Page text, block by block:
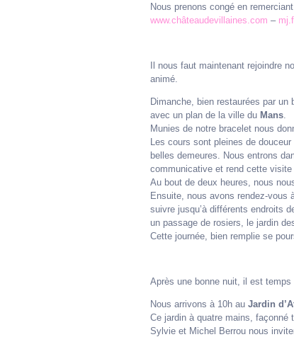
Nous prenons congé en
www.châteaudevillaines.com –
Il nous faut maintenant rejoindre
animé.
Dimanche, bien restaurées par un
avec un plan de la ville du Mans.
Munies de notre bracelet nous
Les cours sont pleines de
belles demeures. Nous entrons
communicative et rend cette
Au bout de deux heures, nous
Ensuite, nous avons rendez-vous
suivre jusqu’à différents endroits
un passage de rosiers, le jardin
Cette journée, bien remplie se
Après une bonne nuit, il est temps
Nous arrivons à 10h au Jardin
Ce jardin à quatre mains,
Sylvie et Michel Berrou nous